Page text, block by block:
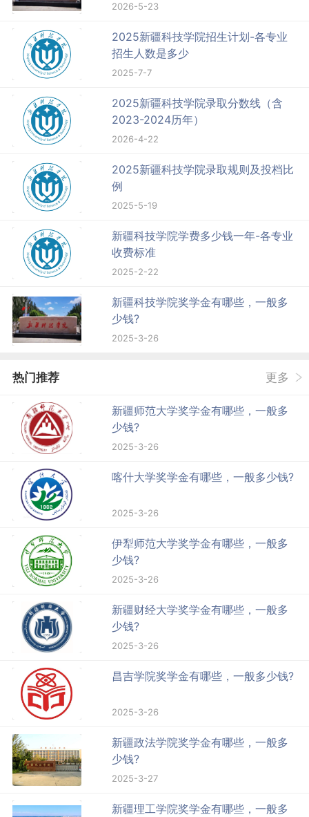
2026-5-23
2025新疆科技学院招生计划-各专业
招生人数是多少
2025-7-7
2025新疆科技学院录取分数线（含
2023-2024历年）
2026-4-22
2025新疆科技学院录取规则及投档比
例
2025-5-19
新疆科技学院学费多少钱一年-各专业
收费标准
2025-2-22
新疆科技学院奖学金有哪些，一般多
少钱?
2025-3-26
热门推荐 更多
新疆师范大学奖学金有哪些，一般多
少钱?
2025-3-26
喀什大学奖学金有哪些，一般多少钱?
2025-3-26
伊犁师范大学奖学金有哪些，一般多
少钱?
2025-3-26
新疆财经大学奖学金有哪些，一般多
少钱?
2025-3-26
昌吉学院奖学金有哪些，一般多少钱?
2025-3-26
新疆政法学院奖学金有哪些，一般多
少钱?
2025-3-27
新疆理工学院奖学金有哪些，一般多